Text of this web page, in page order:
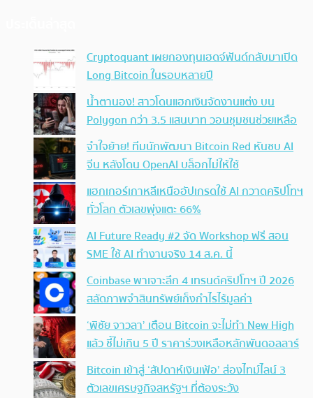
Cryptoquant เผยกองทุนเฮดจ์ฟันด์กลับมาเปิด
Long Bitcoin ในรอบหลายปี
น้ำตานอง! สาวโดนแฮกเงินจัดงานแต่ง บน
Polygon กว่า 3.5 แสนบาท วอนชุมชนช่วยเหลือ
จำใจย้าย! ทีมนักพัฒนา Bitcoin Red หันซบ AI
จีน หลังโดน OpenAI บล็อกไม่ให้ใช้
แฮกเกอร์เกาหลีเหนืออัปเกรดใช้ AI กวาดคริปโทฯ
ทั่วโลก ตัวเลขพุ่งแตะ 66%
AI Future Ready #2 จัด Workshop ฟรี สอน
SME ใช้ AI ทำงานจริง 14 ส.ค. นี้
Coinbase พาเจาะลึก 4 เทรนด์คริปโทฯ ปี 2026
สลัดภาพจำสินทรัพย์เก็งกำไรไร้มูลค่า
‘พิชัย จาวลา’ เตือน Bitcoin จะไม่ทำ New High
แล้ว ชี้ไม่เกิน 5 ปี ราคาร่วงเหลือหลักพันดอลลาร์
Bitcoin เข้าสู่ ‘สัปดาห์เงินเฟ้อ’ ส่องไทม์ไลน์ 3
ตัวเลขเศรษฐกิจสหรัฐฯ ที่ต้องระวัง